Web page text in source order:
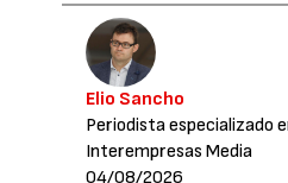
Elio Sancho
Periodista especializado
Interempresas Media
04/08/2026